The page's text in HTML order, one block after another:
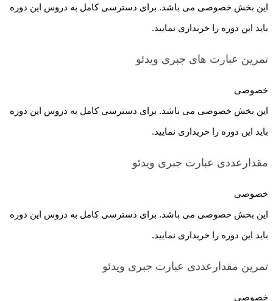
این بخش خصوصی می باشد. برای دسترسی کامل به دروس این دوره
باید این دوره را خریداری نمایید.
تمرین عبارت های جبری ویدئو
خصوصی
این بخش خصوصی می باشد. برای دسترسی کامل به دروس این دوره
باید این دوره را خریداری نمایید.
مقدارعددی عبارت جبری ویدئو
خصوصی
این بخش خصوصی می باشد. برای دسترسی کامل به دروس این دوره
باید این دوره را خریداری نمایید.
تمرین مقدارعددی عبارت جبری ویدئو
خصوصی